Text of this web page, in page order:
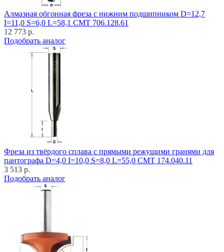
Алмазная обгонная фреза с нижним подшипником D=12,7
I=11,0 S=6,0 L=58,1 CMT 706.128.61
12 773 р.
Подобрать аналог
Фреза из твёрдого сплава с прямыми режущими гранями для
пантографа D=4,0 I=10,0 S=8,0 L=55,0 CMT 174.040.11
3 513 р.
Подобрать аналог